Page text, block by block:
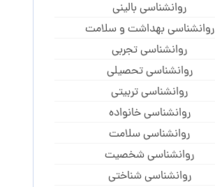
روانشناسی بالینی
روانشناسی بهداشت و سلامت
روانشناسی تجربی
روانشناسی تحصیلی
روانشناسی تربیتی
روانشناسی خانواده
روانشناسی سلامت
روانشناسی شخصیت
روانشناسی شناختی